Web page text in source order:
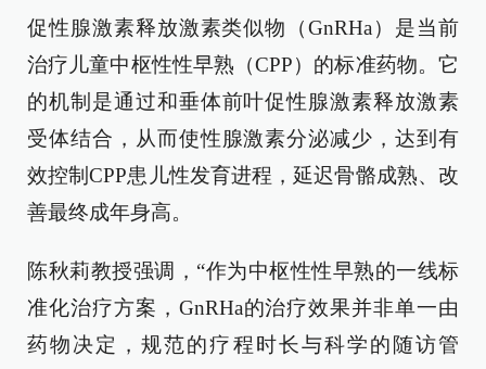
促性腺激素释放激素类似物（GnRHa）是当前
治疗儿童中枢性性早熟（CPP）的标准药物。它
的机制是通过和垂体前叶促性腺激素释放激素
受体结合，从而使性腺激素分泌减少，达到有
效控制CPP患儿性发育进程，延迟骨骼成熟、改
善最终成年身高。
陈秋莉教授强调，“作为中枢性性早熟的一线标
准化治疗方案，GnRHa的治疗效果并非单一由
药物决定，规范的疗程时长与科学的随访管